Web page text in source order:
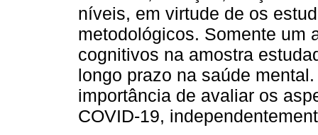
níveis, em virtude de os
metodológicos. Somente um
cognitivos na amostra
longo prazo na saúde
importância de avaliar os
COVID-19,